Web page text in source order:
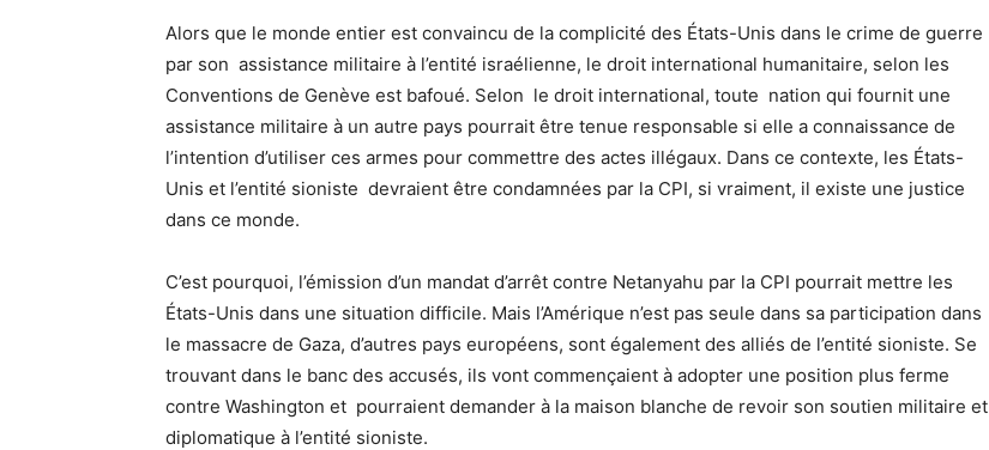
Alors que le monde entier est convaincu de la complicité des États-Unis dans le crime de guerre
par son assistance militaire à l’entité israélienne, le droit international humanitaire, selon les
Conventions de Genève est bafoué. Selon le droit international, toute nation qui fournit une
assistance militaire à un autre pays pourrait être tenue responsable si elle a connaissance de
l’intention d’utiliser ces armes pour commettre des actes illégaux. Dans ce contexte, les États-
Unis et l’entité sioniste devraient être condamnées par la CPI, si vraiment, il existe une justice
dans ce monde.
C’est pourquoi, l’émission d’un mandat d’arrêt contre Netanyahu par la CPI pourrait mettre les
États-Unis dans une situation difficile. Mais l’Amérique n’est pas seule dans sa participation dans
le massacre de Gaza, d’autres pays européens, sont également des alliés de l’entité sioniste. Se
trouvant dans le banc des accusés, ils vont commençaient à adopter une position plus ferme
contre Washington et pourraient demander à la maison blanche de revoir son soutien militaire et
diplomatique à l’entité sioniste.